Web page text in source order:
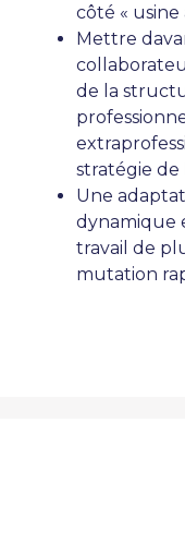
côté « usine
Mettre
de la
stratégie de
Une
dynamique
travail de
mutation